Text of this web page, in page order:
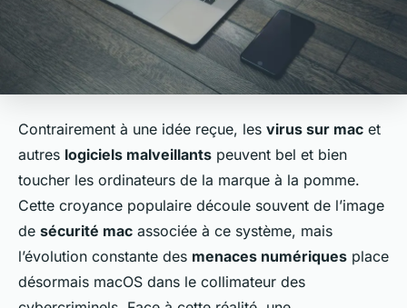
Contrairement à une idée reçue, les virus sur mac et
autres logiciels malveillants peuvent bel et bien
toucher les ordinateurs de la marque à la pomme.
Cette croyance populaire découle souvent de l’image
de sécurité mac associée à ce système, mais
l’évolution constante des menaces numériques place
désormais macOS dans le collimateur des